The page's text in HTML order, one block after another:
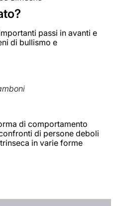
passi in avanti e
di bullismo e
di comportamento
di persone deboli
in varie forme